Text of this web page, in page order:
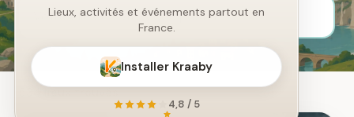
Lieux, activités et événements partout en
France.
Installer Kraaby
4,8 / 5